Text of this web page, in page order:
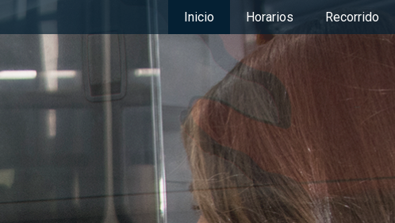
Inicio Horarios Recorrido